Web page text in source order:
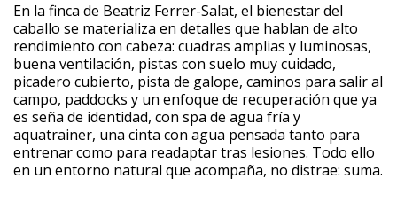
En la finca de Beatriz Ferrer-Salat, el bienestar del
caballo se materializa en detalles que hablan de alto
rendimiento con cabeza: cuadras amplias y luminosas,
buena ventilación, pistas con suelo muy cuidado,
picadero cubierto, pista de galope, caminos para salir al
campo, paddocks y un enfoque de recuperación que ya
es seña de identidad, con spa de agua fría y
aquatrainer, una cinta con agua pensada tanto para
entrenar como para readaptar tras lesiones. Todo ello
en un entorno natural que acompaña, no distrae: suma.